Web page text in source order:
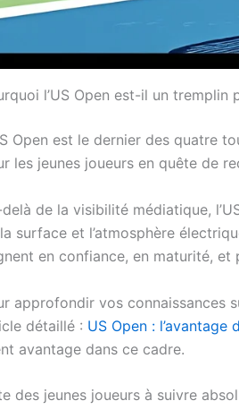
l’US Open est-il un tremplin
Open est le dernier des quatre
les jeunes joueurs en quête de
de la visibilité médiatique,
surface et l’atmosphère
en confiance, en maturité,
approfondir vos connaissances
détaillé : US Open : l’avantage
avantage dans ce cadre.
des jeunes joueurs à suivre